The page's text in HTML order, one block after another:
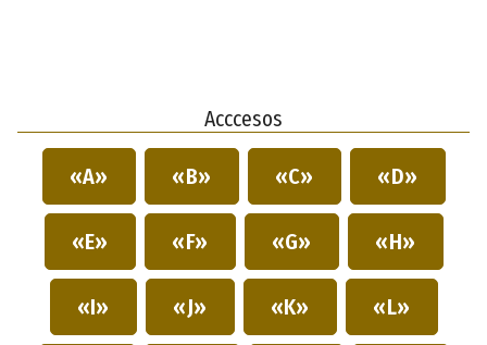
Acccesos
«A» «B» «C» «D»
«E» «F» «G» «H»
«I» «J» «K» «L»